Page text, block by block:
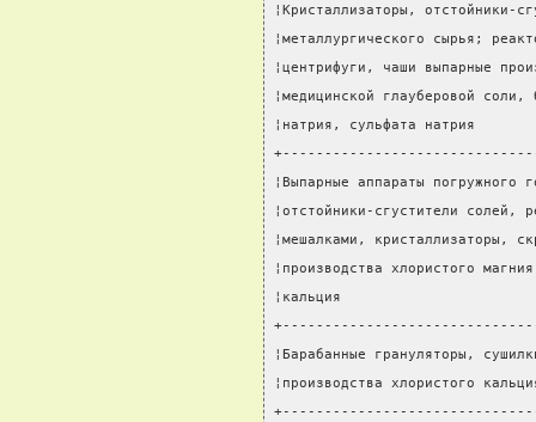
¦Кристаллизаторы,
¦металлургического
¦центрифуги, чаши
¦медицинской
¦натрия, сульфата
¦Выпарные аппараты
¦отстойники-сгустители
¦мешалками,
¦производства хлористого
¦кальция
¦Барабанные
¦производства хлористого